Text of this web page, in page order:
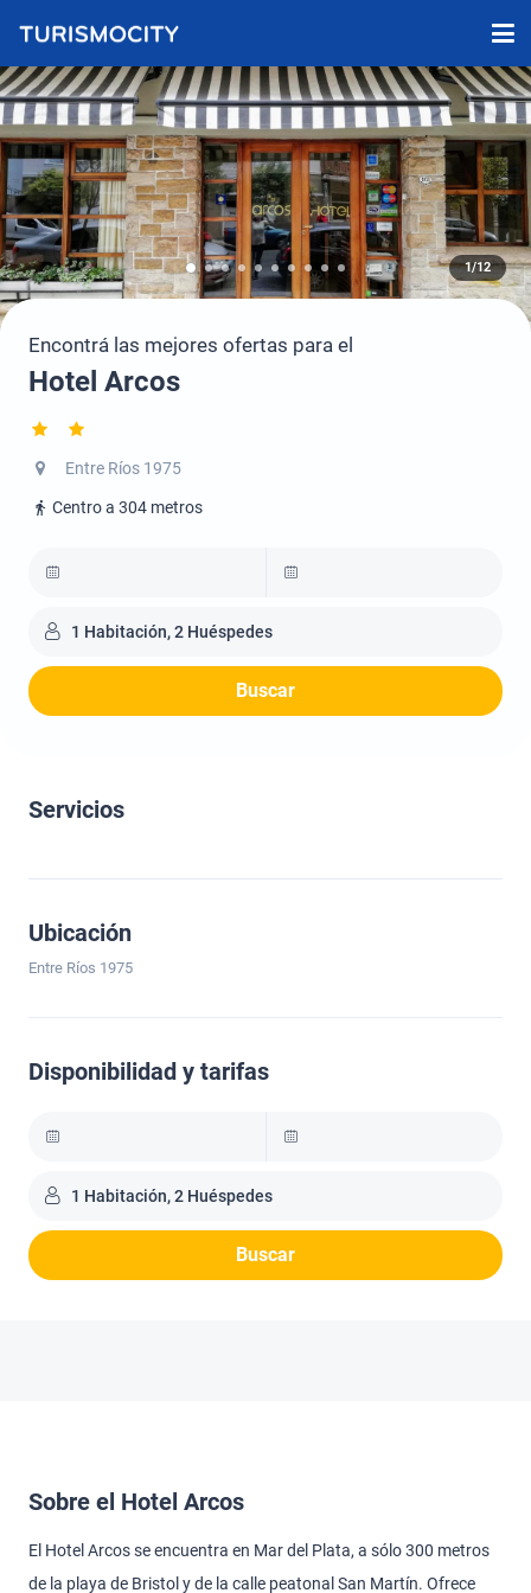
1/12
Encontrá las mejores ofertas para el
Hotel Arcos
Entre Ríos 1975
Centro a 304 metros
1 Habitación, 2 Huéspedes
Buscar
Servicios
Ubicación
Entre Ríos 1975
Disponibilidad y tarifas
1 Habitación, 2 Huéspedes
Buscar
Sobre el Hotel Arcos
El Hotel Arcos se encuentra en Mar del Plata, a sólo 300 metros
de la playa de Bristol y de la calle peatonal San Martín. Ofrece